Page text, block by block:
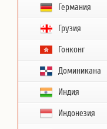
Германия
Грузия
Гонконг
Доминикана
Индия
Индонезия